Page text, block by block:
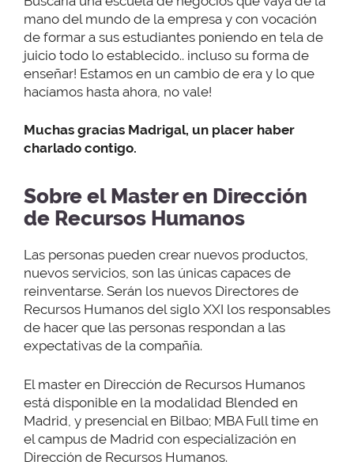
mano del mundo de la empresa y con vocación
de formar a sus estudiantes poniendo en tela de
juicio todo lo establecido.. incluso su forma de
enseñar! Estamos en un cambio de era y lo que
hacíamos hasta ahora, no vale!
Muchas gracias Madrigal, un placer haber
charlado contigo.
Sobre el Master en Dirección
de Recursos Humanos
Las personas pueden crear nuevos productos,
nuevos servicios, son las únicas capaces de
reinventarse. Serán los nuevos Directores de
Recursos Humanos del siglo XXI los responsables
de hacer que las personas respondan a las
expectativas de la compañía.
El master en Dirección de Recursos Humanos
está disponible en la modalidad Blended en
Madrid, y presencial en Bilbao; MBA Full time en
el campus de Madrid con especialización en
Dirección de Recursos Humanos.